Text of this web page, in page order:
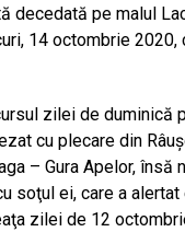
decedată pe malul
14 octombrie 2020,
zilei de duminică
cu plecare din
– Gura Apelor, însă
soţul ei, care a
zilei de 12